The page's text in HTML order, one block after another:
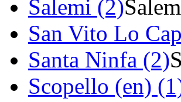
Salemi (2)
San Vito Lo
Santa Ninfa (2)
Scopello (en)